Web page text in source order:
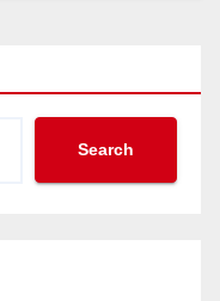
Search